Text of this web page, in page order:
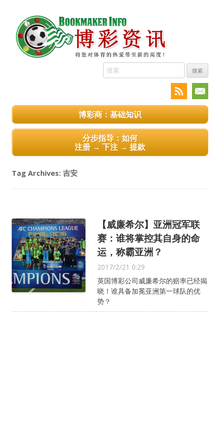
搜
索:
博彩商：基础知识
分步指导：如何
注册 → 下注 → 提款
Tag Archives: 吉安
【威廉希尔】亚洲冠军联
赛：谁将掌控其自身的命
运，称霸亚洲？
2017/2/21 0:29
英国博彩公司威廉希尔的赔率已经揭
晓！谁具备加冕亚洲第一球队的优
势？